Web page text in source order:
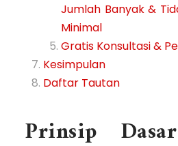
Jumlah Banyak &
Minimal
Gratis Konsultasi &
Kesimpulan
Daftar Tautan
Prinsip